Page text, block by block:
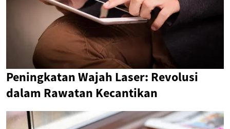
Peningkatan Wajah Laser: Revolusi
dalam Rawatan Kecantikan